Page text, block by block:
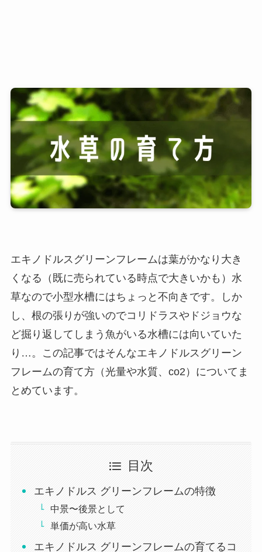
エキノドルスグリーンフレームは葉がかなり大き
くなる（既に売られている時点で大きいかも）水
草なので小型水槽にはちょっと不向きです。しか
し、根の張りが強いのでコリドラスやドジョウな
ど掘り返してしまう魚がいる水槽には向いていた
り…。この記事ではそんなエキノドルスグリーン
フレームの育て方（光量や水質、co2）についてま
とめています。
目次
エキノドルス グリーンフレームの特徴
中景〜後景として
単価が高い水草
エキノドルス グリーンフレームの育てるコ